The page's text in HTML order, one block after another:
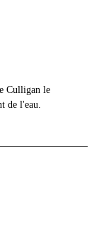
Culligan le
de l'eau.